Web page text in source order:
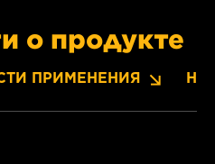
о продукте
ПРИМЕНЕНИЯ